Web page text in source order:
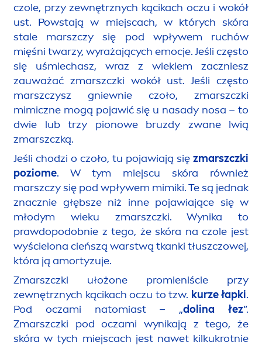
czole, przy zewnętrznych kącikach oczu i wokół
ust. Powstają w miejscach, w których skóra
stale marszczy się pod wpływem ruchów
mięśni twarzy, wyrażających emocje. Jeśli często
się uśmiechasz, wraz z wiekiem zaczniesz
zauważać zmarszczki wokół ust. Jeśli często
marszczysz gniewnie czoło, zmarszczki
mimiczne mogą pojawić się u nasady nosa – to
dwie lub trzy pionowe bruzdy zwane lwią
zmarszczką.
Jeśli chodzi o czoło, tu pojawiają się zmarszczki
poziome. W tym miejscu skóra również
marszczy się pod wpływem mimiki. Te są jednak
znacznie głębsze niż inne pojawiające się w
młodym wieku zmarszczki. Wynika to
prawdopodobnie z tego, że skóra na czole jest
wyścielona cieńszą warstwą tkanki tłuszczowej,
która ją amortyzuje.
Zmarszczki ułożone promieniście przy
zewnętrznych kącikach oczu to tzw. kurze łapki.
Pod oczami natomiast – „dolina łez”.
Zmarszczki pod oczami wynikają z tego, że
skóra w tych miejscach jest nawet kilkukrotnie